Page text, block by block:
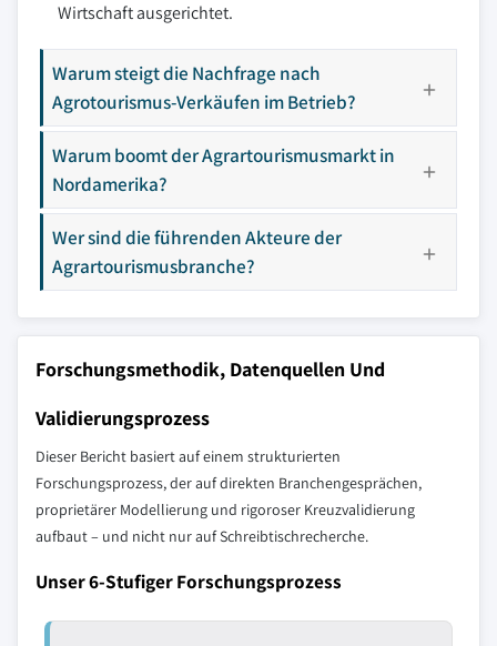
Wirtschaft ausgerichtet.
Warum steigt die Nachfrage nach
Agrotourismus-Verkäufen im Betrieb?
Warum boomt der Agrartourismusmarkt in
Nordamerika?
Wer sind die führenden Akteure der
Agrartourismusbranche?
Forschungsmethodik, Datenquellen Und
Validierungsprozess
Dieser Bericht basiert auf einem strukturierten
Forschungsprozess, der auf direkten Branchengesprächen,
proprietärer Modellierung und rigoroser Kreuzvalidierung
aufbaut – und nicht nur auf Schreibtischrecherche.
Unser 6-Stufiger Forschungsprozess